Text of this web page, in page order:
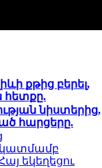
քթից բերել,
հետքը.
նիստերից,
հարցերը.
եկեղեցու